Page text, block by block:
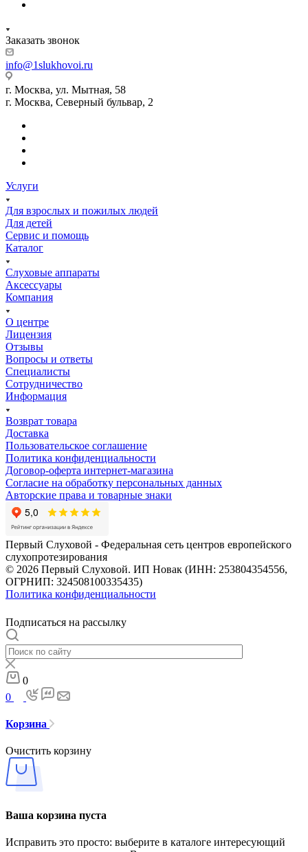
Заказать звонок
info@1slukhovoi.ru
г. Москва, ул. Мытная, 58
г. Москва, Северный бульвар, 2
Услуги
Для взрослых и пожилых людей
Для детей
Сервис и помощь
Каталог
Слуховые аппараты
Аксессуары
Компания
О центре
Лицензия
Отзывы
Вопросы и ответы
Специалисты
Сотрудничество
Информация
Возврат товара
Доставка
Пользовательское соглашение
Политика конфиденциальности
Договор-оферта интернет-магазина
Согласие на обработку персональных данных
Авторские права и товарные знаки
Первый Слуховой - Федеральная сеть центров европейского
слухопротезирования
© 2026 Первый Слуховой. ИП Новак (ИНН: 253804354556,
ОГРНИП: 324508100335435)
Политика конфиденциальности
Подписаться на рассылку
0
0
Корзина
Очистить корзину
Ваша корзина пуста
Исправить это просто: выберите в каталоге интересующий